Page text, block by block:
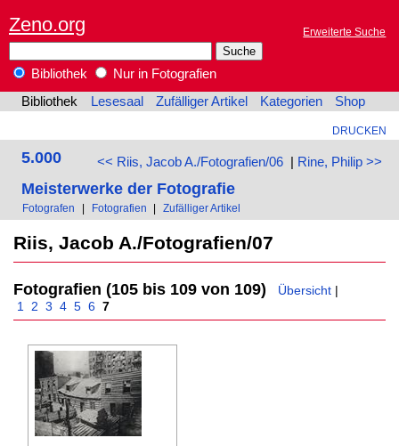
Zeno.org Erweiterte Suche
Bibliothek
Nur in Fotografien
Bibliothek
Lesesaal Zufälliger Artikel Kategorien Shop
DRUCKEN
<< Riis, Jacob A./Fotografien/06| Rine, Philip >>
5.000
Meisterwerke der Fotografie
Fotografen | Fotografien | Zufälliger Artikel
Riis, Jacob A./Fotografien/07
Fotografien (105 bis 109 von 109) Übersicht |
1
2 3 4 5 6 7